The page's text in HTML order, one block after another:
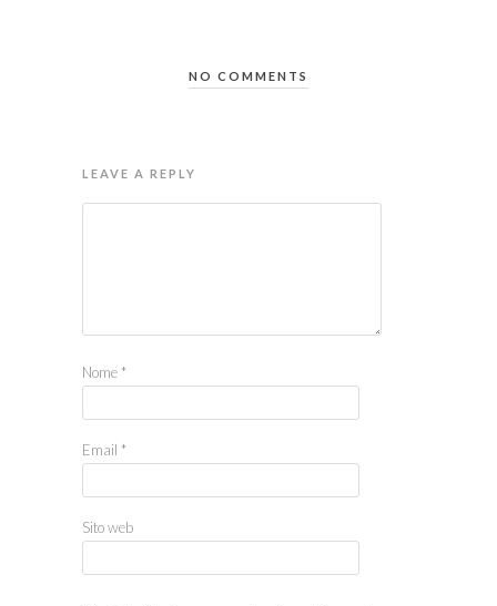
NO COMMENTS
LEAVE A REPLY
Nome *
Email *
Sito web